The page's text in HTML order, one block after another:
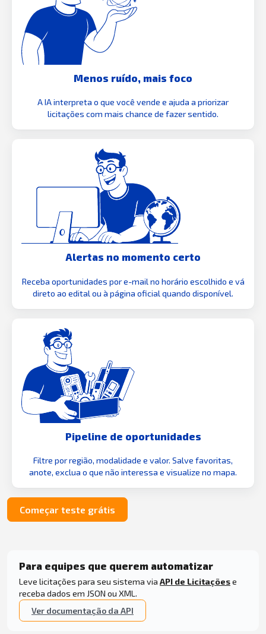
Menos ruído, mais foco
A IA interpreta o que você vende e ajuda a priorizar
licitações com mais chance de fazer sentido.
Alertas no momento certo
Receba oportunidades por e-mail no horário escolhido e vá
direto ao edital ou à página oficial quando disponível.
Pipeline de oportunidades
Filtre por região, modalidade e valor. Salve favoritas,
anote, exclua o que não interessa e visualize no mapa.
Começar teste grátis
Para equipes que querem automatizar
Leve licitações para seu sistema via API de Licitaçõese
receba dados em JSON ou XML.
Ver documentação da API